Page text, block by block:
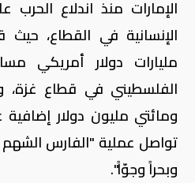
الإمارات منذ اندلاع الحرب
الإنسانية في القطاع، حيث
مليارات دولار أمريكي
الفلسطيني في قطاع غزة،
ومائتي مليون دولار
وبحراً وجوّاً".